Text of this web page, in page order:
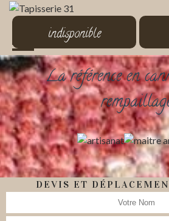
indisponible
La référence en
DEVIS ET